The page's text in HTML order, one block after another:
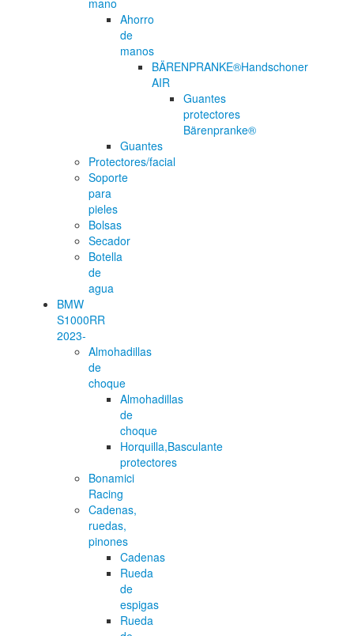
Ahorro
de
manos
BÄRENPRANKE®Handschoner
AIR
Guantes
protectores
Bärenpranke®
Guantes
Protectores/facial
Soporte
para
pieles
Bolsas
Secador
Botella
de
agua
BMW
S1000RR
2023-
Almohadillas
de
choque
Almohadillas
de
choque
Horquilla,Basculante
protectores
Bonamici
Racing
Cadenas,
ruedas,
pinones
Cadenas
Rueda
de
espigas
Rueda